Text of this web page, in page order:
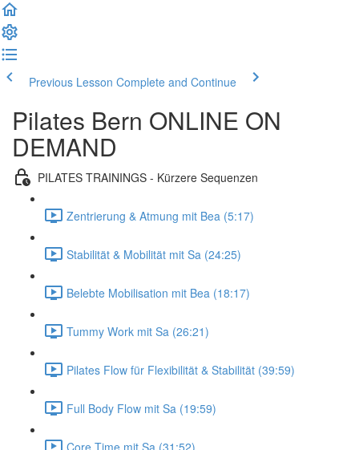
Previous Lesson Complete and Continue
Pilates Bern ONLINE ON
DEMAND
PILATES TRAININGS - Kürzere Sequenzen
Zentrierung & Atmung mit Bea (5:17)
Stabilität & Mobilität mit Sa (24:25)
Belebte Mobilisation mit Bea (18:17)
Tummy Work mit Sa (26:21)
Pilates Flow für Flexibilität & Stabilität (39:59)
Full Body Flow mit Sa (19:59)
Core Time mit Sa (31:52)